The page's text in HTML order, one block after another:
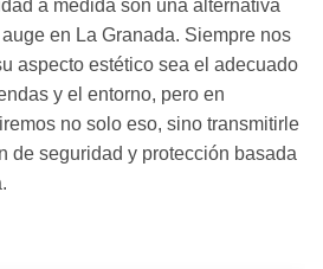
a medida son una alternativa
en La Granada. Siempre nos
aspecto estético sea el adecuado
y el entorno, pero en
no solo eso, sino transmitirle
de seguridad y protección basada